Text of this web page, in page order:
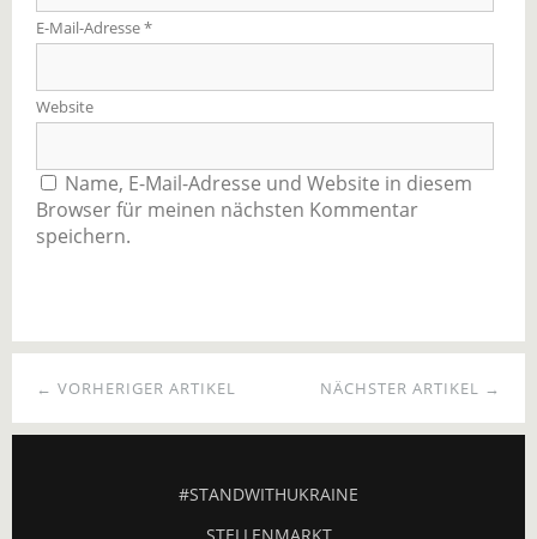
E-Mail-Adresse*
Website
Name, E-Mail-Adresse und Website in diesem
Browser für meinen nächsten Kommentar
speichern.
NÄCHSTER ARTIKEL →
← VORHERIGER ARTIKEL
#STANDWITHUKRAINE